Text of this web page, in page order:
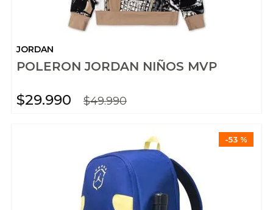
JORDAN
POLERON JORDAN NIÑOS MVP
$29.990 $49.990
-53 %